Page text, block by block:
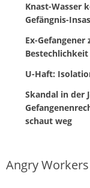
Knast-Wasser
Gefängnis-
Ex-
Bestechlichkeit
U-Haft:
Skandal in der
schaut weg
Angry Workers